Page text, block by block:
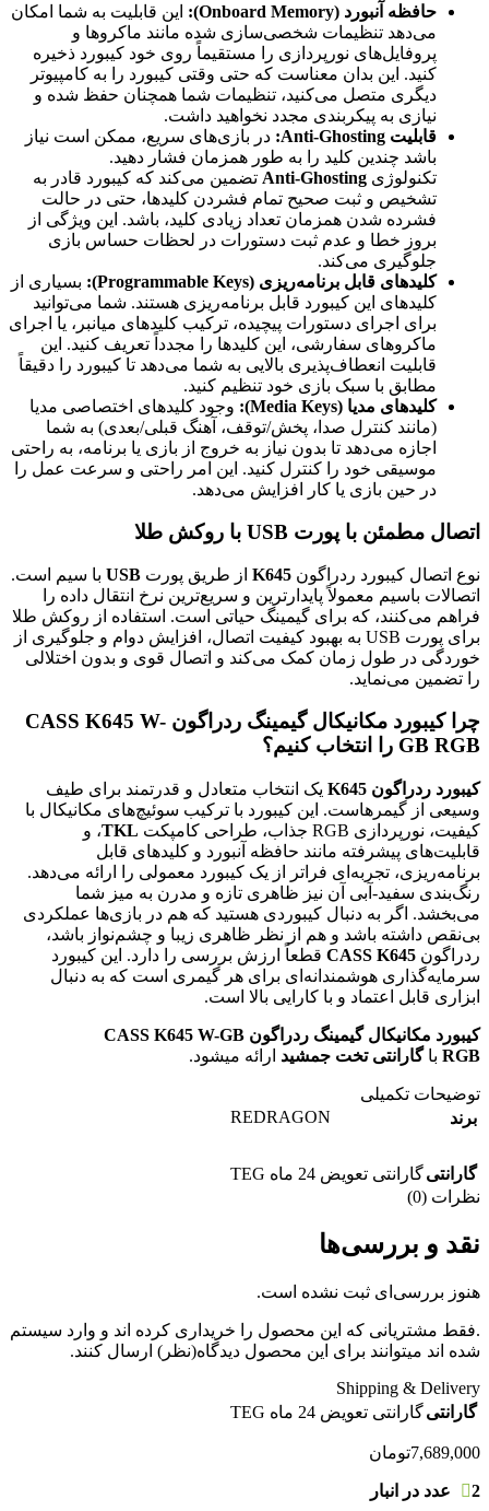
حافظه آنبورد (Onboard Memory):
این قابلیت به شما امکان
می‌دهد تنظیمات شخصی‌سازی شده مانند ماکروها و
پروفایل‌های نورپردازی را مستقیماً روی خود کیبورد ذخیره
کنید. این بدان معناست که حتی وقتی کیبورد را به کامپیوتر
دیگری متصل می‌کنید، تنظیمات شما همچنان حفظ شده و
نیازی به پیکربندی مجدد نخواهید داشت.
قابلیت Anti-Ghosting:
در بازی‌های سریع، ممکن است نیاز
باشد چندین کلید را به طور همزمان فشار دهید.
تکنولوژی Anti-Ghosting تضمین می‌کند که کیبورد قادر به
تشخیص و ثبت صحیح تمام فشردن کلیدها، حتی در حالت
فشرده شدن همزمان تعداد زیادی کلید، باشد. این ویژگی از
بروز خطا و عدم ثبت دستورات در لحظات حساس بازی
جلوگیری می‌کند.
کلیدهای قابل برنامه‌ریزی (Programmable Keys):
بسیاری از
کلیدهای این کیبورد قابل برنامه‌ریزی هستند. شما می‌توانید
برای اجرای دستورات پیچیده، ترکیب کلیدهای میانبر، یا اجرای
ماکروهای سفارشی، این کلیدها را مجدداً تعریف کنید. این
قابلیت انعطاف‌پذیری بالایی به شما می‌دهد تا کیبورد را دقیقاً
مطابق با سبک بازی خود تنظیم کنید.
کلیدهای مدیا (Media Keys):
وجود کلیدهای اختصاصی مدیا
(مانند کنترل صدا، پخش/توقف، آهنگ قبلی/بعدی) به شما
اجازه می‌دهد تا بدون نیاز به خروج از بازی یا برنامه، به راحتی
موسیقی خود را کنترل کنید. این امر راحتی و سرعت عمل را
در حین بازی یا کار افزایش می‌دهد.
اتصال مطمئن با پورت USB با روکش طلا
نوع اتصال کیبورد ردراگون K645 از طریق پورت USB با سیم است.
اتصالات باسیم معمولاً پایدارترین و سریع‌ترین نرخ انتقال داده را
فراهم می‌کنند، که برای گیمینگ حیاتی است. استفاده از روکش طلا
برای پورت USB به بهبود کیفیت اتصال، افزایش دوام و جلوگیری از
خوردگی در طول زمان کمک می‌کند و اتصال قوی و بدون اختلالی
را تضمین می‌نماید.
چرا کیبورد مکانیکال گیمینگ ردراگون CASS K645 W-
GB RGB را انتخاب کنیم؟
کیبورد ردراگون K645
یک انتخاب متعادل و قدرتمند برای طیف
وسیعی از گیمرهاست. این کیبورد با ترکیب سوئیچ‌های مکانیکال با
کیفیت، نورپردازی RGB جذاب، طراحی کامپکت
TKL، و
قابلیت‌های پیشرفته مانند حافظه آنبورد و کلیدهای قابل
برنامه‌ریزی، تجربه‌ای فراتر از یک کیبورد معمولی را ارائه می‌دهد.
رنگ‌بندی سفید-آبی آن نیز ظاهری تازه و مدرن به میز شما
می‌بخشد. اگر به دنبال کیبوردی هستید که هم در بازی‌ها عملکردی
بی‌نقص داشته باشد و هم از نظر ظاهری زیبا و چشم‌نواز باشد،
ردراگون CASS K645 قطعاً ارزش بررسی را دارد. این کیبورد
سرمایه‌گذاری هوشمندانه‌ای برای هر گیمری است که به دنبال
ابزاری قابل اعتماد و با کارایی بالا است.
کیبورد مکانیکال گیمینگ ردراگون CASS K645 W-GB
RGB باگارانتی تخت جمشید ارائه میشود.
توضیحات تکمیلی
برند
REDRAGON
گارانتیگارانتی تعویض 24 ماه TEG
نظرات (0)
نقد و بررسی‌ها
هنوز بررسی‌ای ثبت نشده است.
.فقط مشتریانی که این محصول را خریداری کرده اند و وارد سیستم
شده اند میتوانند برای این محصول دیدگاه(نظر) ارسال کنند.
Shipping & Delivery
گارانتیگارانتی تعویض 24 ماه TEG
7,689,000تومان
2 عدد در انبار